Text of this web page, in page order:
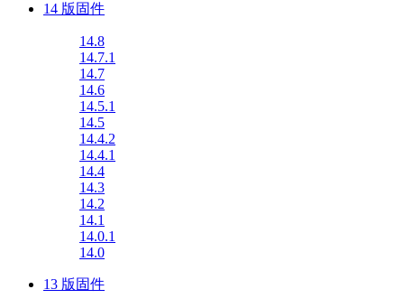
14 版固件
14.8
14.7.1
14.7
14.6
14.5.1
14.5
14.4.2
14.4.1
14.4
14.3
14.2
14.1
14.0.1
14.0
13 版固件